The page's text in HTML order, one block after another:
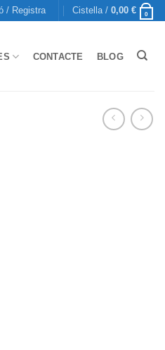
/ Registra Cistella / 0,00 € 0
CONTACTE BLOG